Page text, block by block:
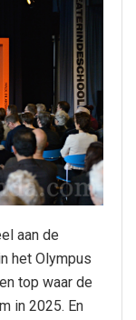
aan de
het Olympus
top waar de
in 2025. En